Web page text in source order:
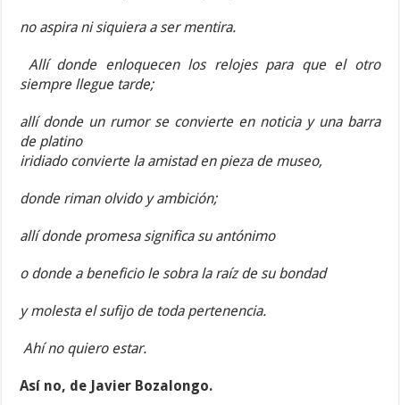
no aspira ni siquiera a ser mentira.
Allí donde enloquecen los relojes para que el otro
siempre llegue tarde;
allí donde un rumor se convierte en noticia y una barra
de platino
iridiado convierte la amistad en pieza de museo,
donde riman olvido y ambición;
allí donde promesa significa su antónimo
o donde a beneficio le sobra la raíz de su bondad
y molesta el sufijo de toda pertenencia.
Ahí no quiero estar.
Así no, de Javier Bozalongo.